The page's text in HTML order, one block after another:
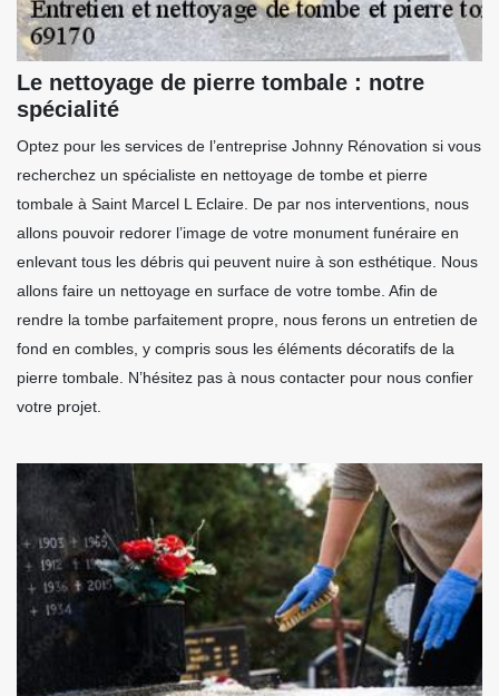
Le nettoyage de pierre tombale : notre
spécialité
Optez pour les services de l’entreprise Johnny Rénovation si vous
recherchez un spécialiste en nettoyage de tombe et pierre
tombale à Saint Marcel L Eclaire. De par nos interventions, nous
allons pouvoir redorer l’image de votre monument funéraire en
enlevant tous les débris qui peuvent nuire à son esthétique. Nous
allons faire un nettoyage en surface de votre tombe. Afin de
rendre la tombe parfaitement propre, nous ferons un entretien de
fond en combles, y compris sous les éléments décoratifs de la
pierre tombale. N’hésitez pas à nous contacter pour nous confier
votre projet.